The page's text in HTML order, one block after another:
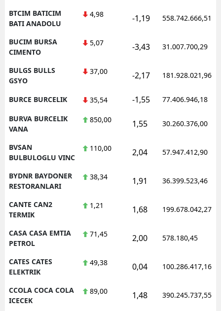
BTCIM BATICIM
BATI ANADOLU
4,98 -1,19 558.742.666,51
BUCIM BURSA
CIMENTO
5,07 -3,43 31.007.700,29
BULGS BULLS
GSYO
37,00 -2,17 181.928.021,96
BURCE BURCELIK 35,54 -1,55 77.406.946,18
BURVA BURCELIK
VANA
850,00 1,55 30.260.376,00
BVSAN
BULBULOGLU VINC
110,00 2,04 57.947.412,90
BYDNR BAYDONER
RESTORANLARI
38,34 1,91 36.399.523,46
CANTE CAN2
TERMIK
1,21 1,68 199.678.042,27
CASA CASA EMTIA
PETROL
71,45 2,00 578.180,45
CATES CATES
ELEKTRIK
49,38 0,04 100.286.417,16
CCOLA COCA COLA
ICECEK
89,00 1,48 390.245.737,55